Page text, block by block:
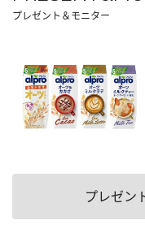
プレゼント＆モニター
プレゼン